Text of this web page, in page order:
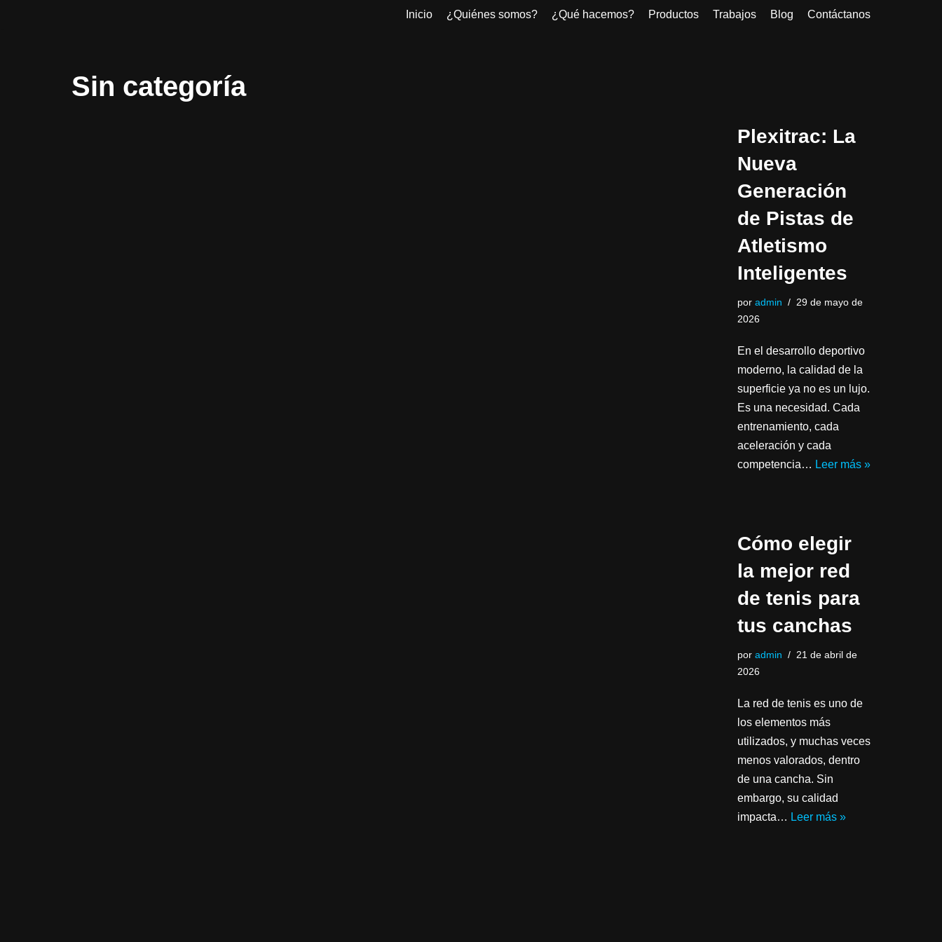
Inicio ¿Quiénes somos? ¿Qué hacemos? Productos Trabajos Blog Contáctanos
Sin categoría
Plexitrac: La
Nueva
Generación
de Pistas de
Atletismo
Inteligentes
por admin
29 de mayo de
2026
En el desarrollo deportivo
moderno, la calidad de la
superficie ya no es un lujo.
Es una necesidad. Cada
entrenamiento, cada
aceleración y cada
competencia… Leer más »
Cómo elegir
la mejor red
de tenis para
tus canchas
por admin
21 de abril de
2026
La red de tenis es uno de
los elementos más
utilizados, y muchas veces
menos valorados, dentro
de una cancha. Sin
embargo, su calidad
impacta… Leer más »